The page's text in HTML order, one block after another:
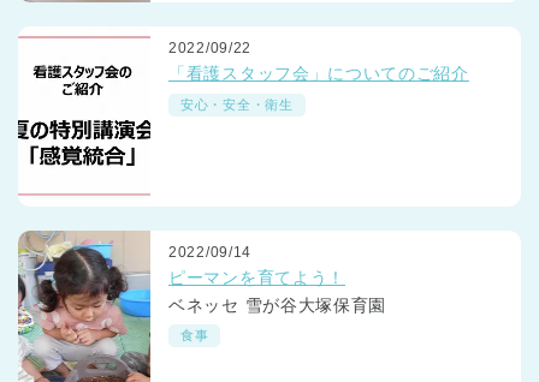
2022/09/22
「看護スタッフ会」についてのご紹介
安心・安全・衛生
2022/09/14
ピーマンを育てよう！
ベネッセ 雪が谷大塚保育園
食事